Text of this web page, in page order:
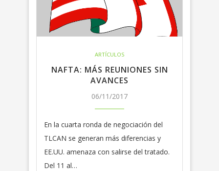
ARTÍCULOS
NAFTA: MÁS REUNIONES SIN
AVANCES
06/11/2017
En la cuarta ronda de negociación del
TLCAN se generan más diferencias y
EE.UU. amenaza con salirse del tratado.
Del 11 al…